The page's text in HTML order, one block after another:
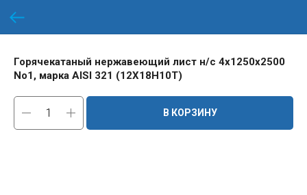
Горячекатаный нержавеющий лист н/с 4х1250х2500
No1, марка AISI 321 (12Х18Н10Т)
В КОРЗИНУ